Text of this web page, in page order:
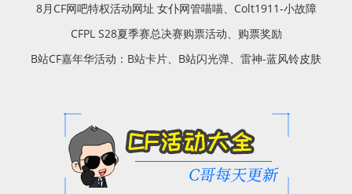
8月CF网吧特权活动网址 女仆网管喵喵、Colt1911-小故障
CFPL S28夏季赛总决赛购票活动、购票奖励
B站CF嘉年华活动：B站卡片、B站闪光弹、雷神-蓝风铃皮肤